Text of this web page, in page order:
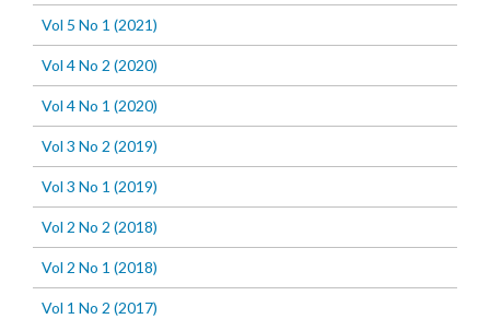
Vol 5 No 1 (2021)
Vol 4 No 2 (2020)
Vol 4 No 1 (2020)
Vol 3 No 2 (2019)
Vol 3 No 1 (2019)
Vol 2 No 2 (2018)
Vol 2 No 1 (2018)
Vol 1 No 2 (2017)